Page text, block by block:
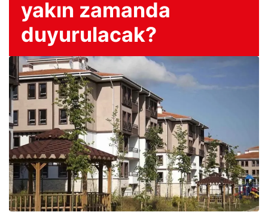
yakın zamanda
duyurulacak?